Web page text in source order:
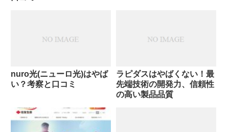
nuro光(ニューロ光)はやば
い？考察と口コミ
ラピダスはやばくない！最
先端技術の開発力、信頼性
の高い製品品質